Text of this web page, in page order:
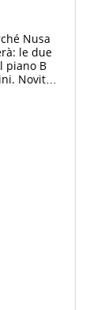
Nusa
le due
piano B
Novità